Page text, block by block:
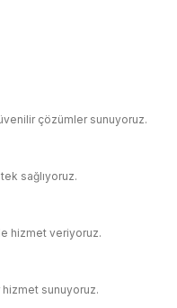
çözümler sunuyoruz.
sağlıyoruz.
hizmet veriyoruz.
sunuyoruz.